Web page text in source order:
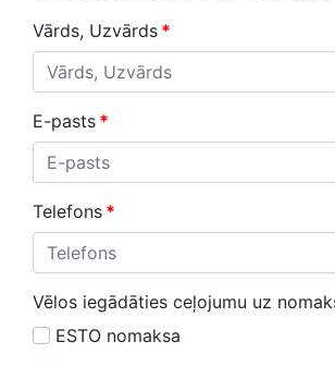
Vārds, Uzvārds *
E-pasts *
Telefons *
Vēlos iegādāties ceļojumu uz
ESTO nomaksa